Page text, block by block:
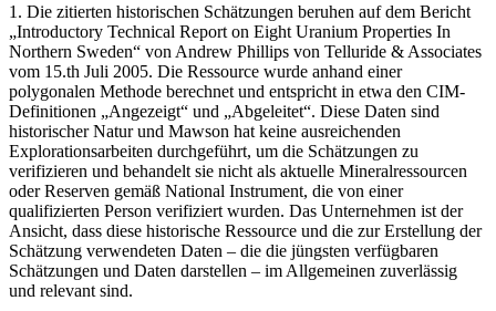
1. Die zitierten historischen Schätzungen beruhen auf dem Bericht
„Introductory Technical Report on Eight Uranium Properties In
Northern Sweden“ von Andrew Phillips von Telluride & Associates
vom 15.th Juli 2005. Die Ressource wurde anhand einer
polygonalen Methode berechnet und entspricht in etwa den CIM-
Definitionen „Angezeigt“ und „Abgeleitet“. Diese Daten sind
historischer Natur und Mawson hat keine ausreichenden
Explorationsarbeiten durchgeführt, um die Schätzungen zu
verifizieren und behandelt sie nicht als aktuelle Mineralressourcen
oder Reserven gemäß National Instrument, die von einer
qualifizierten Person verifiziert wurden. Das Unternehmen ist der
Ansicht, dass diese historische Ressource und die zur Erstellung der
Schätzung verwendeten Daten – die die jüngsten verfügbaren
Schätzungen und Daten darstellen – im Allgemeinen zuverlässig
und relevant sind.